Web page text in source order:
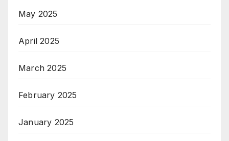
May 2025
April 2025
March 2025
February 2025
January 2025